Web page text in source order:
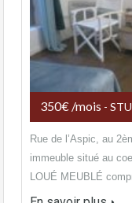
350€ /mois -
Rue de l’Aspic, au
immeuble situé au
LOUÉ MEUBLÉ